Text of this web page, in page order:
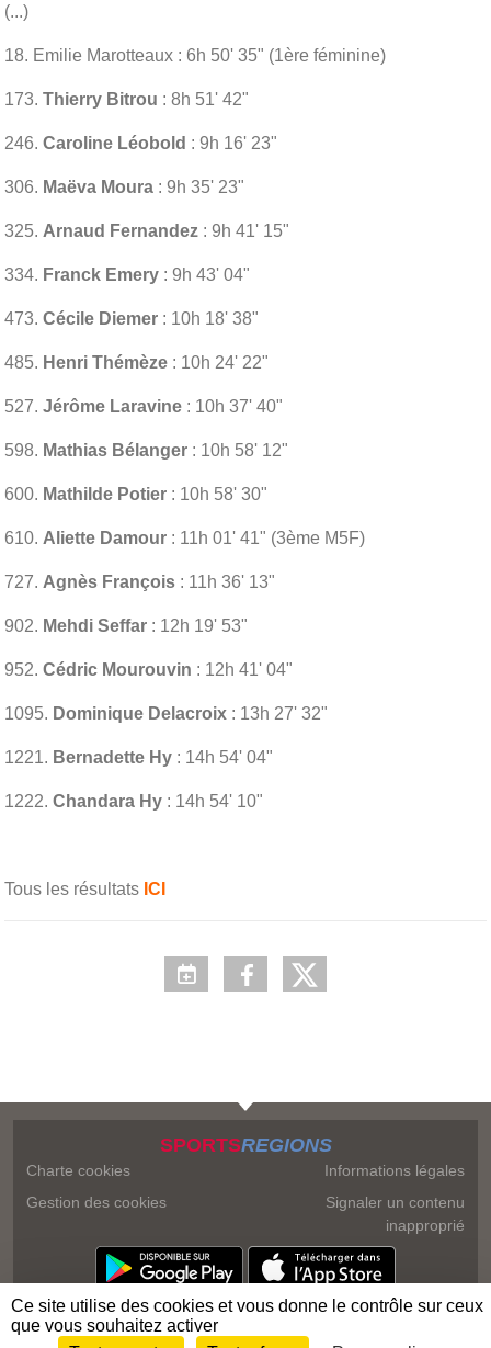
(...)
18. Emilie Marotteaux : 6h 50' 35" (1ère féminine)
173. Thierry Bitrou : 8h 51' 42"
246. Caroline Léobold : 9h 16' 23"
306. Maëva Moura : 9h 35' 23"
325. Arnaud Fernandez : 9h 41' 15"
334. Franck Emery : 9h 43' 04"
473. Cécile Diemer : 10h 18' 38"
485. Henri Thémèze : 10h 24' 22"
527. Jérôme Laravine : 10h 37' 40"
598. Mathias Bélanger : 10h 58' 12"
600. Mathilde Potier : 10h 58' 30"
610. Aliette Damour : 11h 01' 41" (3ème M5F)
727. Agnès François : 11h 36' 13"
902. Mehdi Seffar : 12h 19' 53"
952. Cédric Mourouvin : 12h 41' 04"
1095. Dominique Delacroix : 13h 27' 32"
1221. Bernadette Hy : 14h 54' 04"
1222. Chandara Hy : 14h 54' 10"
Tous les résultats ICI
SPORTSREGIONS
Charte cookies
Gestion des cookies
Informations légales
Signaler un contenu
inapproprié
Ce site utilise des cookies et vous donne le contrôle sur ceux
que vous souhaitez activer